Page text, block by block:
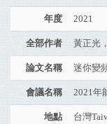
年度 2021
全部作者 黃正光
論文名稱 迷你變
會議名稱 2021年
地點 台灣